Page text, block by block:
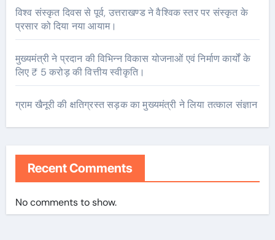
विश्व संस्कृत दिवस से पूर्व, उत्तराखण्ड ने वैश्विक स्तर पर संस्कृत के
प्रसार को दिया नया आयाम।
मुख्यमंत्री ने प्रदान की विभिन्न विकास योजनाओं एवं निर्माण कार्यों के
लिए ₹ 5 करोड़ की वित्तीय स्वीकृति।
ग्राम खैनूरी की क्षतिग्रस्त सड़क का मुख्यमंत्री ने लिया तत्काल संज्ञान
Recent Comments
No comments to show.